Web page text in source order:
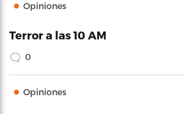
Opiniones
Terror a las 10 AM
0
Opiniones